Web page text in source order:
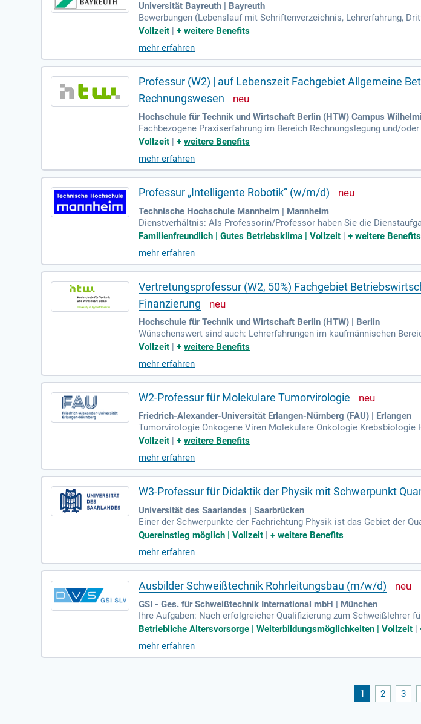
Universität Bayreuth | Bayreuth
Bewerbungen (Lebenslauf mit Schriftenverzeichnis, Lehrerfahrung,
erbeten, sind an den Dekan der Fakultät für Ingenieurwissenschaften,
Vollzeit |+weitere Benefits
mehr erfahren
Professur (W2) | auf Lebenszeit Fachgebiet Allgemeine
Rechnungswesen
Hochschule für Technik und Wirtschaft Berlin (HTW) Campus
Fachbezogene Praxiserfahrung im Bereich Rechnungslegung und/
ägige Publikationen ausgeprägte pädagogisch-didaktische
Vollzeit |+weitere Benefits
mehr erfahren
Professur „Intelligente Robotik“ (w/m/d)
Technische Hochschule Mannheim | Mannheim
Dienstverhältnis: Als Professorin/Professor haben Sie die
-Württemberg zu erfüllen.
Familienfreundlich | Gutes Betriebsklima | Vollzeit |+weitere Benefits
mehr erfahren
Vertretungsprofessur (W2, 50%) Fachgebiet
Finanzierung
Hochschule für Technik und Wirtschaft Berlin (HTW) | Berlin
Wünschenswert sind auch: Lehrerfahrungen im kaufmännischen
r in Steuerberatungsgesellschaften.
Vollzeit |+weitere Benefits
mehr erfahren
W2-Professur für Molekulare Tumorvirologie
Friedrich-Alexander-Universität Erlangen-Nürnberg (FAU) | Erlangen
Tumorvirologie Onkogene Viren Molekulare Onkologie
edical Scientist Medical Researcher Oncologist Immunologe
Vollzeit |+weitere Benefits
mehr erfahren
W3-Professur für Didaktik der Physik mit Schwerpunkt
Universität des Saarlandes | Saarbrücken
Einer der Schwerpunkte der Fachrichtung Physik ist das Gebiet der
ionsverarbeitung, der Quantenkommunikation und der
Quereinstieg möglich | Vollzeit |+weitere Benefits
mehr erfahren
Ausbilder Schweißtechnik Rohrleitungsbau (m/w/d)
GSI - Ges. für Schweißtechnik International mbH | München
Ihre Aufgaben: Nach erfolgreicher Qualifizierung zum Schweißlehrer
toffschweißen sowie Lichtbogenhandschweißen durch.
Betriebliche Altersvorsorge | Weiterbildungsmöglichkeiten | Vollzeit |
mehr erfahren
1 2 3